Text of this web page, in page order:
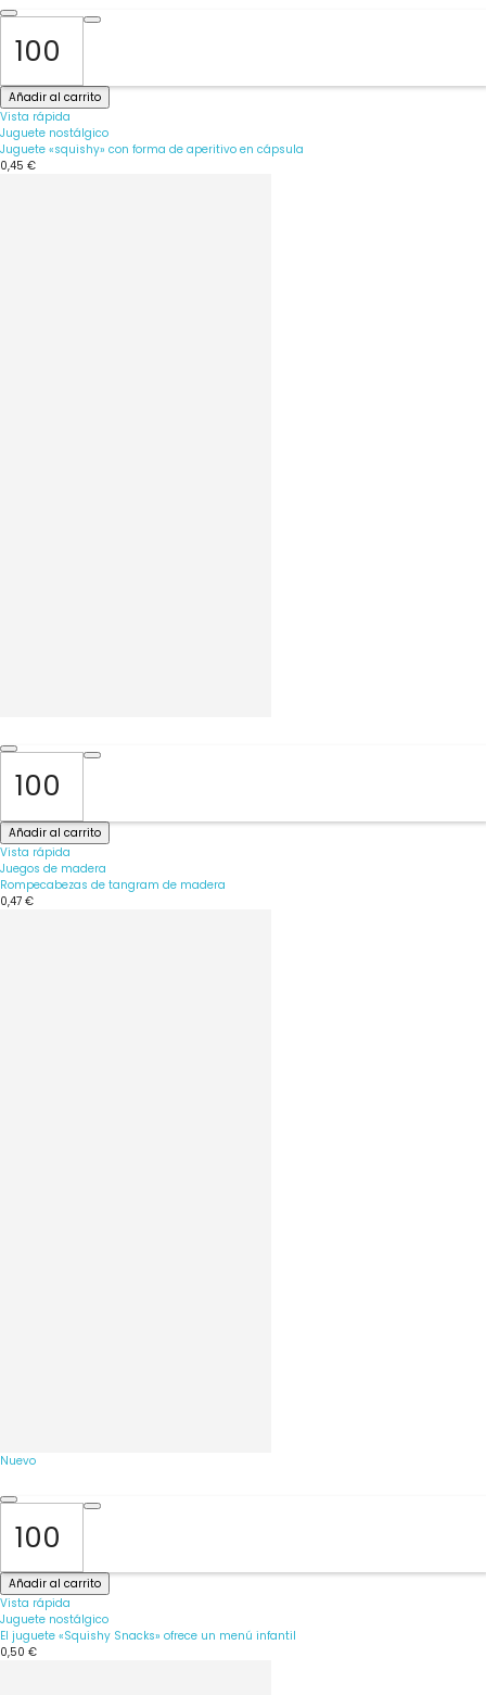
Añadir al carrito
Vista rápida
Juguete nostálgico
Juguete «squishy» con forma de aperitivo en cápsula
0,45 €
Añadir al carrito
Vista rápida
Juegos de madera
Rompecabezas de tangram de madera
0,47 €
Nuevo
Añadir al carrito
Vista rápida
Juguete nostálgico
El juguete «Squishy Snacks» ofrece un menú infantil
0,50 €